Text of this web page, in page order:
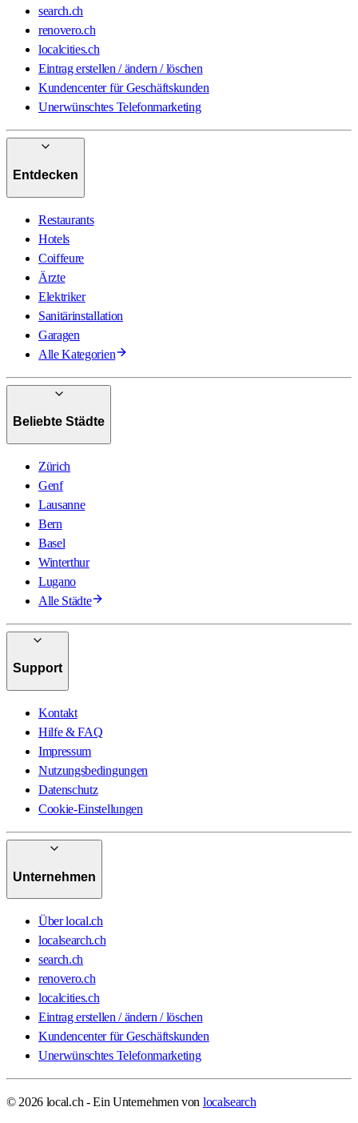
search.ch
renovero.ch
localcities.ch
Eintrag erstellen / ändern / löschen
Kundencenter für Geschäftskunden
Unerwünschtes Telefonmarketing
Entdecken
Restaurants
Hotels
Coiffeure
Ärzte
Elektriker
Sanitärinstallation
Garagen
Alle Kategorien
Beliebte Städte
Zürich
Genf
Lausanne
Bern
Basel
Winterthur
Lugano
Alle Städte
Support
Kontakt
Hilfe & FAQ
Impressum
Nutzungsbedingungen
Datenschutz
Cookie-Einstellungen
Unternehmen
Über local.ch
localsearch.ch
search.ch
renovero.ch
localcities.ch
Eintrag erstellen / ändern / löschen
Kundencenter für Geschäftskunden
Unerwünschtes Telefonmarketing
© 2026 local.ch - Ein Unternehmen von localsearch